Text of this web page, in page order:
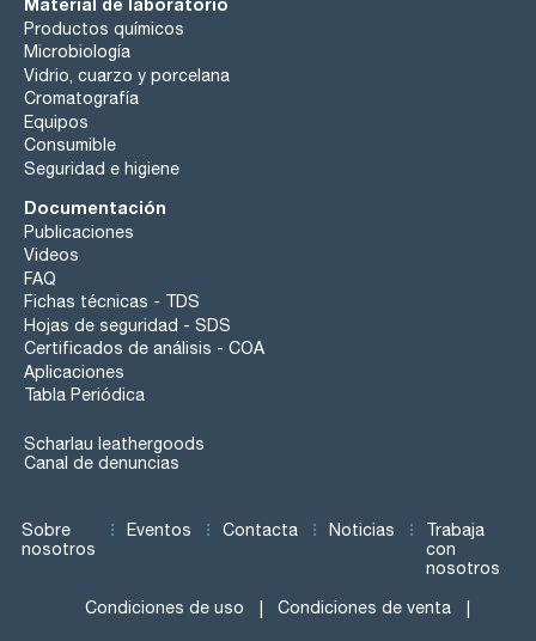
Material de laboratorio
Productos químicos
Microbiología
Vidrio, cuarzo y porcelana
Cromatografía
Equipos
Consumible
Seguridad e higiene
Documentación
Publicaciones
Videos
FAQ
Fichas técnicas - TDS
Hojas de seguridad - SDS
Certificados de análisis - COA
Aplicaciones
Tabla Periódica
Scharlau leathergoods
Canal de denuncias
Sobre
nosotros
Eventos Contacta Noticias
Trabaja
con
nosotros
Condiciones de uso Condiciones de venta